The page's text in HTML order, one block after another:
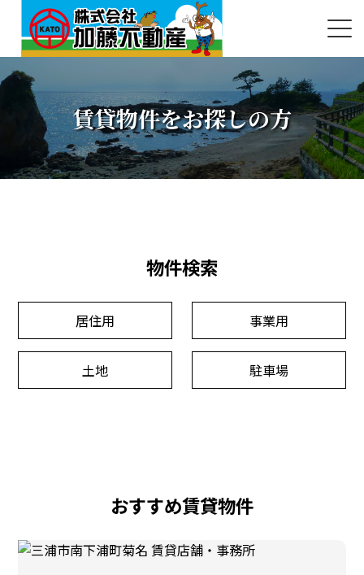
賃貸物件をお探しの方
物件検索
居住用 事業用
土地 駐車場
おすすめ賃貸物件